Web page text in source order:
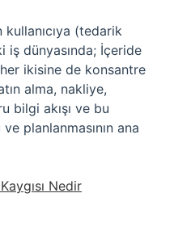
(tedarik
dünyasında; İçeride
ikisine de konsantre
alma, nakliye,
bilgi akışı ve bu
planlanmasının ana
Nedir